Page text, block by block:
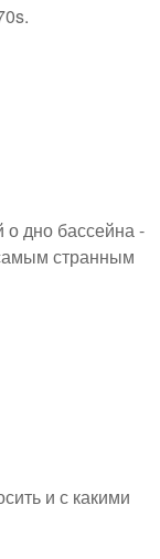
о дно бассейна -
странным
и с какими